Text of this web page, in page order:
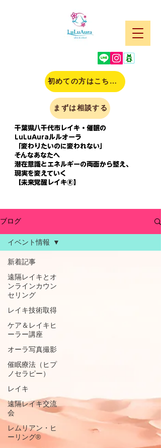
千葉県八千代市レイキ・催眠の
LuLuAuraルルオーラ
「変わりたいのに変われない」
そんなあなたへ
潜在意識とエネルギーの両面から整え、
現実を変えていく
【未来覚醒レイキⓇ】
初めての方はこちら(申込)
まずは相談する
ブログ
新着記事
遠隔レイキとオ
ンラインカウン
セリング
レイキ技術取得
ケア＆レイキヒ
ーラー講座
オーラ写真撮影
催眠療法（ヒプ
ノセラピー）
レイキ
遠隔レイキ交流
会
レムリアン・ヒ
ーリング®
イベント情報